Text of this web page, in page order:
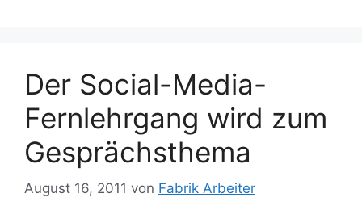
Der Social-Media-
Fernlehrgang wird zum
Gesprächsthema
August 16, 2011 von Fabrik Arbeiter